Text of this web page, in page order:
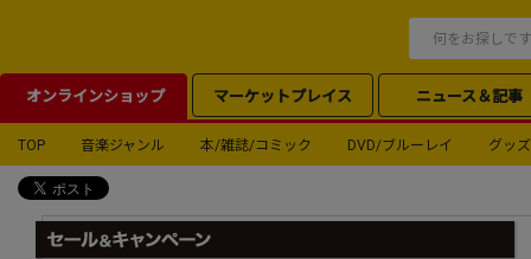
オンラインショップ マーケットプレイス ニュース＆記事
TOP 音楽ジャンル 本/雑誌/コミック DVD/ブルーレイ グッズ